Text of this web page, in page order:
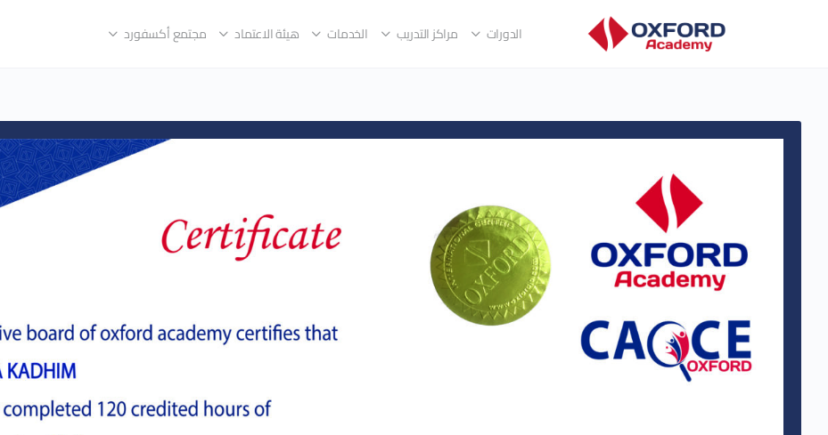
الدورات مراكز التدريب الخدمات هيئة الاعتماد مجتمع أكسفورد